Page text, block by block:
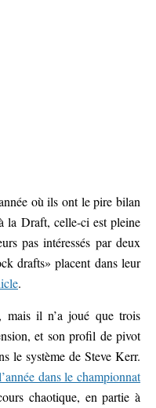
où ils ont le pire bilan
la Draft, celle-ci est pleine
pas intéressés par deux
drafts» placent dans leur
.
mais il n’a joué que trois
et son profil de pivot
le système de Steve Kerr.
dans le championnat
chaotique, en partie à